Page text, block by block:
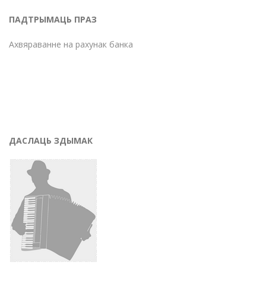
ПАДТРЫМАЦЬ ПРАЗ
Ахвяраванне на рахунак банка
ДАСЛАЦЬ ЗДЫМАК